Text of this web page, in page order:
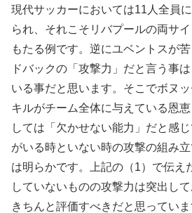
現代サッカーにおいては11人全員
られ、それこそリバプールの両サ
もたる例です。逆にユベントスが
ドバックの「攻撃力」だと言う事
いる事だと思います。そこでボヌ
キルがチーム全体に与えている恩
しては「欠かせない能力」だと感
がいる時といない時の攻撃の組み
は明らかです。上記の（1）で伝え
していないものの攻撃力は突出し
きちんと評価すべきだと思ってい